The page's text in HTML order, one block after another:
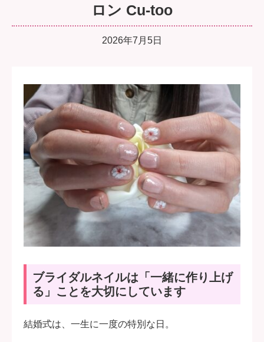
ロン Cu-too
2026年7月5日
ブライダルネイルは「一緒に作り上げ
る」ことを大切にしています
結婚式は、一生に一度の特別な日。